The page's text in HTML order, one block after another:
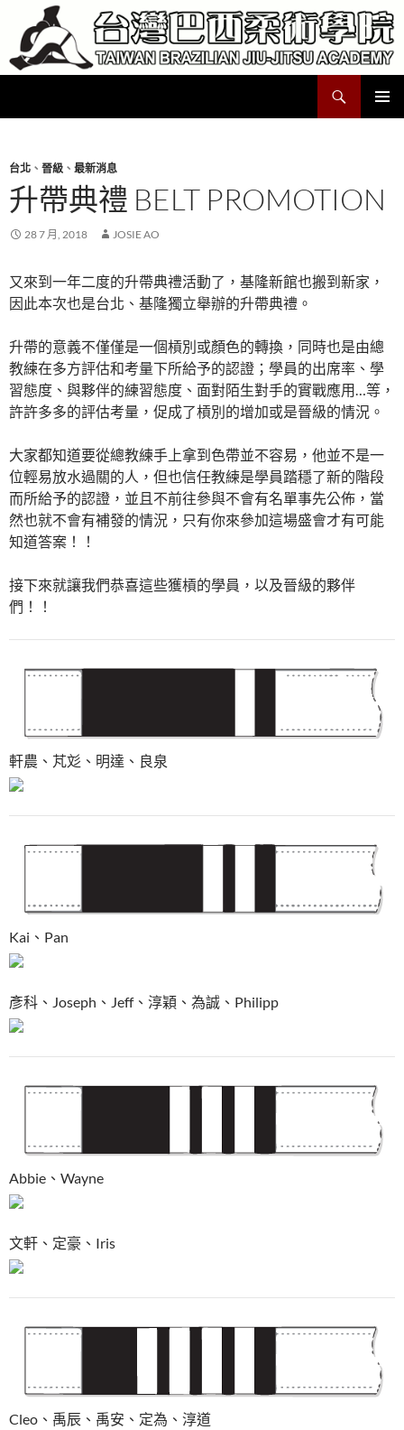
要
容
台北 、 晉級 、 最新消息
升帶典禮 BELT PROMOTION
28 7 月, 2018 JOSIE AO
又來到一年二度的升帶典禮活動了，基隆新館也搬到新家，
因此本次也是台北、基隆獨立舉辦的升帶典禮。
升帶的意義不僅僅是一個槓別或顏色的轉換，同時也是由總
教練在多方評估和考量下所給予的認證；學員的出席率、學
習態度、與夥伴的練習態度、面對陌生對手的實戰應用…等，
許許多多的評估考量，促成了槓別的增加或是晉級的情況。
大家都知道要從總教練手上拿到色帶並不容易，他並不是一
位輕易放水過關的人，但也信任教練是學員踏穩了新的階段
而所給予的認證，並且不前往參與不會有名單事先公佈，當
然也就不會有補發的情況，只有你來參加這場盛會才有可能
知道答案！！
接下來就讓我們恭喜這些獲槓的學員，以及晉級的夥伴
們！！
軒農、芃彣、明達、良泉
Kai、Pan
彥科、Joseph、Jeff、淳穎、為誠、Philipp
Abbie、Wayne
文軒、定豪、Iris
Cleo、禹辰、禹安、定為、淳道